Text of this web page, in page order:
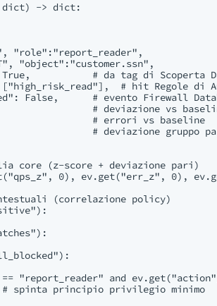
-> dict:
"role":"report_reader",
"object":"customer.ssn",
# da tag di Scoperta
# hit Regole di
False,      # evento Firewall
# deviazione vs
# errori vs baseline
# deviazione gruppo
core (z-score + deviazione pari)
0), ev.get("err_z", 0),
(correlazione policy)
"report_reader" and
spinta principio privilegio minimo